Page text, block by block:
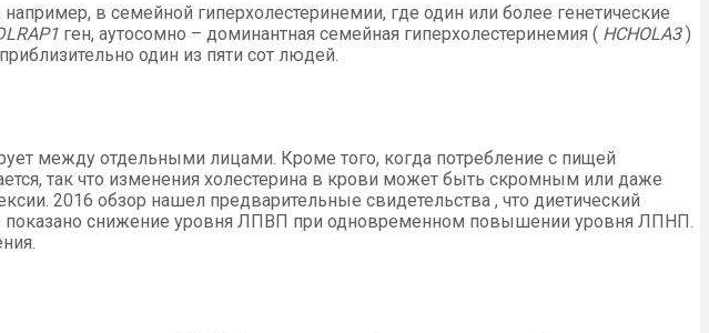
в семейной гиперхолестеринемии, где один или более генетические
ген, аутосомно – доминантная семейная гиперхолестеринемия ( HCHOLA3)
один из пяти сот людей.
между отдельными лицами. Кроме того, когда потребление с пищей
так что изменения холестерина в крови может быть скромным или даже
2016 обзор нашел предварительные свидетельства , что диетический
показано снижение уровня ЛПВП при одновременном повышении уровня ЛПНП.